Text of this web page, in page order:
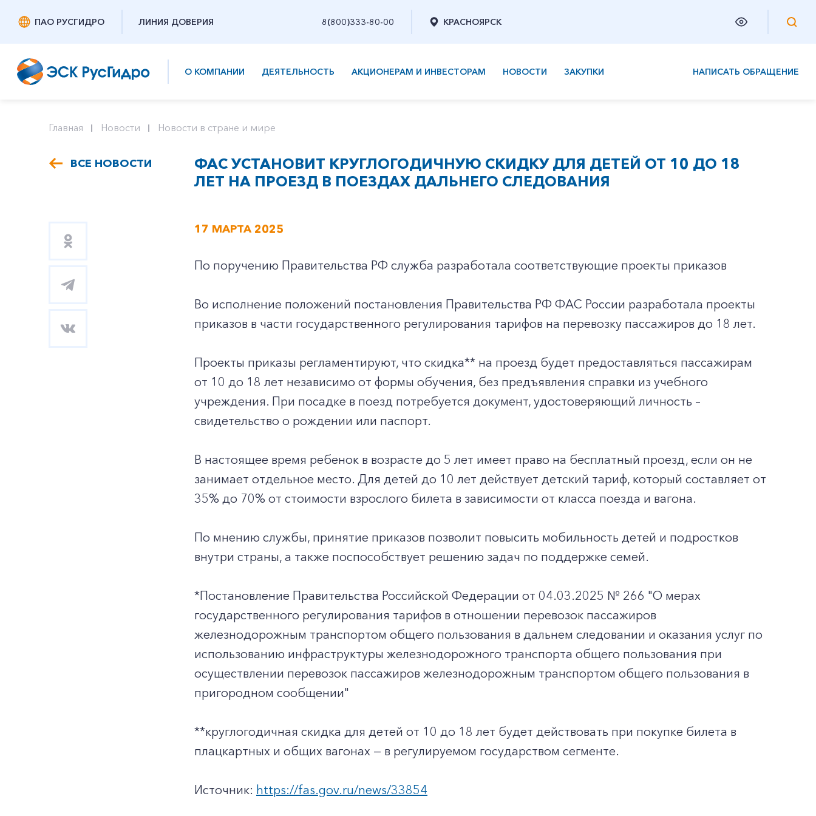
ПАО РУСГИДРО ЛИНИЯ ДОВЕРИЯ 8(800)333-80-00 КРАСНОЯРСК
О КОМПАНИИ ДЕЯТЕЛЬНОСТЬ АКЦИОНЕРАМ И ИНВЕСТОРАМ НОВОСТИ ЗАКУПКИ НАПИСАТЬ ОБРАЩЕНИЕ
Главная Новости Новости в стране и мире
ВСЕ НОВОСТИ
ФАС УСТАНОВИТ КРУГЛОГОДИЧНУЮ СКИДКУ ДЛЯ ДЕТЕЙ ОТ 10 ДО 18
ЛЕТ НА ПРОЕЗД В ПОЕЗДАХ ДАЛЬНЕГО СЛЕДОВАНИЯ
17 МАРТА 2025
По поручению Правительства РФ служба разработала соответствующие проекты приказов
Во исполнение положений постановления Правительства РФ ФАС России разработала проекты
приказов в части государственного регулирования тарифов на перевозку пассажиров до 18 лет.
Проекты приказы регламентируют, что скидка** на проезд будет предоставляться пассажирам
от 10 до 18 лет независимо от формы обучения, без предъявления справки из учебного
учреждения. При посадке в поезд потребуется документ, удостоверяющий личность –
свидетельство о рождении или паспорт.
В настоящее время ребенок в возрасте до 5 лет имеет право на бесплатный проезд, если он не
занимает отдельное место. Для детей до 10 лет действует детский тариф, который составляет от
35% до 70% от стоимости взрослого билета в зависимости от класса поезда и вагона.
По мнению службы, принятие приказов позволит повысить мобильность детей и подростков
внутри страны, а также поспособствует решению задач по поддержке семей.
*Постановление Правительства Российской Федерации от 04.03.2025 № 266 "О мерах
государственного регулирования тарифов в отношении перевозок пассажиров
железнодорожным транспортом общего пользования в дальнем следовании и оказания услуг по
использованию инфраструктуры железнодорожного транспорта общего пользования при
осуществлении перевозок пассажиров железнодорожным транспортом общего пользования в
пригородном сообщении"
**круглогодичная скидка для детей от 10 до 18 лет будет действовать при покупке билета в
плацкартных и общих вагонах — в регулируемом государством сегменте.
Источник: https://fas.gov.ru/news/33854